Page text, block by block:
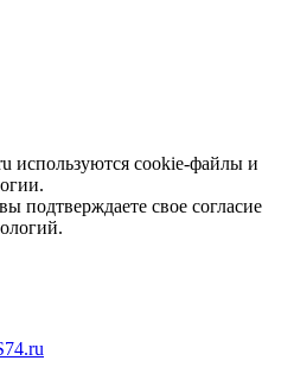
используются coоkie-файлы и
подтверждаете свое согласие